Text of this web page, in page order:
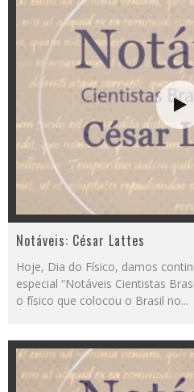
Notáveis: César Lattes
Hoje, Dia do Físico, damos
especial “Notáveis Cientistas
o físico que colocou o Brasil no...